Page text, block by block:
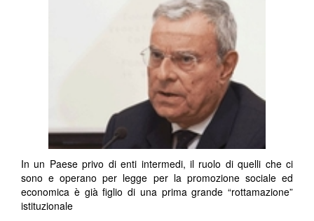
In un Paese privo di enti intermedi, il ruolo di quelli che ci
sono e operano per legge per la promozione sociale ed
economica è già figlio di una prima grande “rottamazione”
istituzionale